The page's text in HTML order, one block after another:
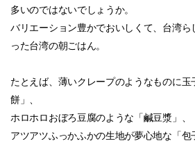
多いのではないでしょうか。
バリエーション豊かでおいしくて、台湾ら
った台湾の朝ごはん。
たとえば、薄いクレープのようなものに玉
餅」、
ホロホロおぼろ豆腐のような「鹹豆漿」、
アツアツふっかふかの生地が夢心地な「包